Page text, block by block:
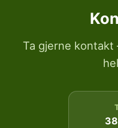
Ta gjerne kontakt